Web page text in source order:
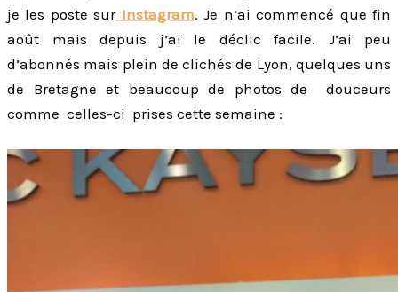
je les poste surInstagram. Je n’ai commencé que fin
août mais depuis j’ai le déclic facile. J’ai peu
d’abonnés mais plein de clichés de Lyon, quelques uns
de Bretagne et beaucoup de photos de douceurs
comme celles-ci prises cette semaine :